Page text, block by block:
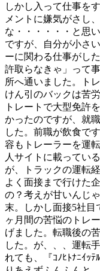
しかし入って仕事を
メントに嫌気がさし
な・・・・・・と思
ですが、自分が小さ
ーに関わる仕事がし
許取らなきゃ」って
所へ通いました。ト
けん引のバックは苦
トレートで大型免許
かったのですが、就
した。前職が飲食で
容もトレーラーを運
人サイトに載ってい
が、トラックの運転
よく面接まで行けた
の？考えが甘いんじ
末。しかし面接5社目
ヶ月間の苦悩のトレ
げました。転職後の
した。が、、、運転
れても、『ｺﾉﾋﾄﾅﾆｲｯ